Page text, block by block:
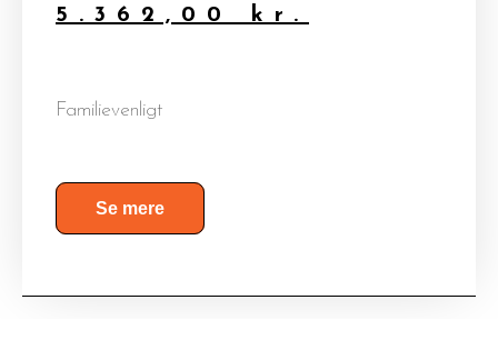
5.362,00 kr.
Familievenligt
Se mere